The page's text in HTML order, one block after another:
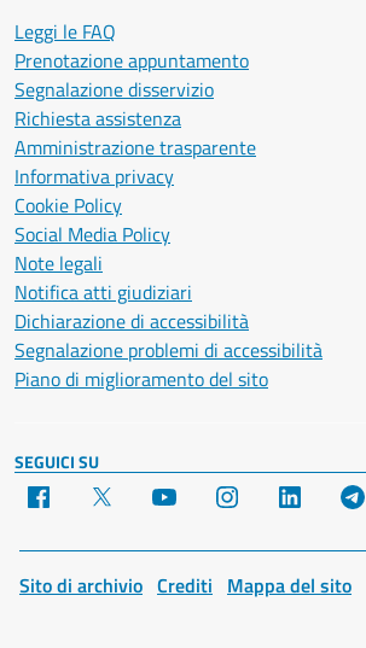
Leggi le FAQ
Prenotazione appuntamento
Segnalazione disservizio
Richiesta assistenza
Amministrazione trasparente
Informativa privacy
Cookie Policy
Social Media Policy
Note legali
Notifica atti giudiziari
Dichiarazione di accessibilità
Segnalazione problemi di accessibilità
Piano di miglioramento del sito
SEGUICI SU
Facebook YouTube Instagram LinkedIn
Sito di archivio Crediti Mappa del sito